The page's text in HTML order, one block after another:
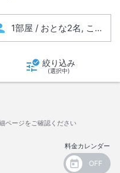
絞り込み
(選択中)
料金カレンダー
ページをご確認ください